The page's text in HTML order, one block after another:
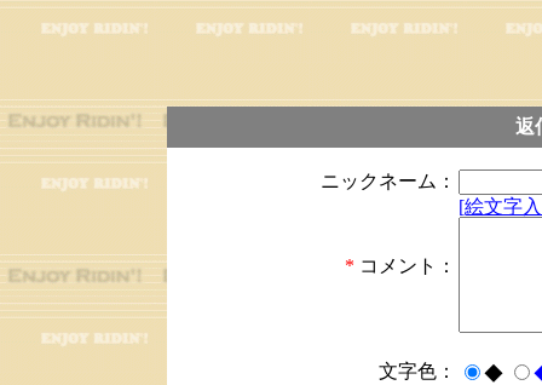
返
ニックネーム：
* コメント：
[絵文字
文字色： ◆